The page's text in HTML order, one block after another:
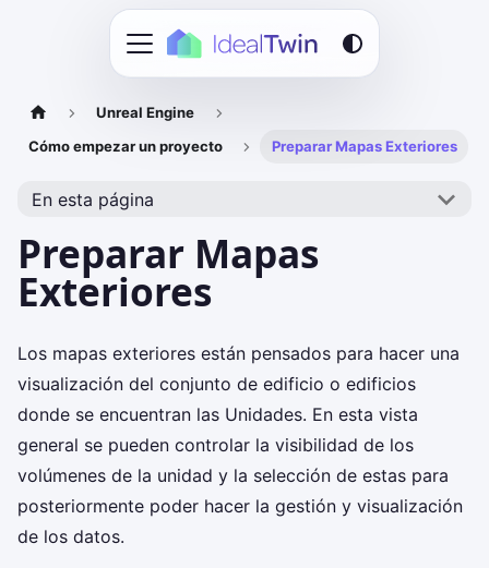
Unreal Engine
Cómo empezar un proyecto
Preparar Mapas Exteriores
En esta página
Preparar Mapas
Exteriores
Los mapas exteriores están pensados para hacer una
visualización del conjunto de edificio o edificios
donde se encuentran las Unidades. En esta vista
general se pueden controlar la visibilidad de los
volúmenes de la unidad y la selección de estas para
posteriormente poder hacer la gestión y visualización
de los datos.